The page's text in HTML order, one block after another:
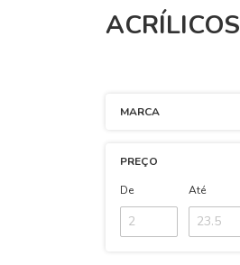
ACRÍLICOS
MARCA
PREÇO
De
Até